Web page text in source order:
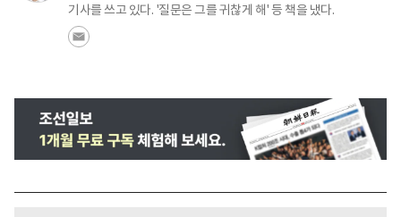
기사를 쓰고 있다. '질문은 그를 귀찮게 해' 등 책을 냈다.